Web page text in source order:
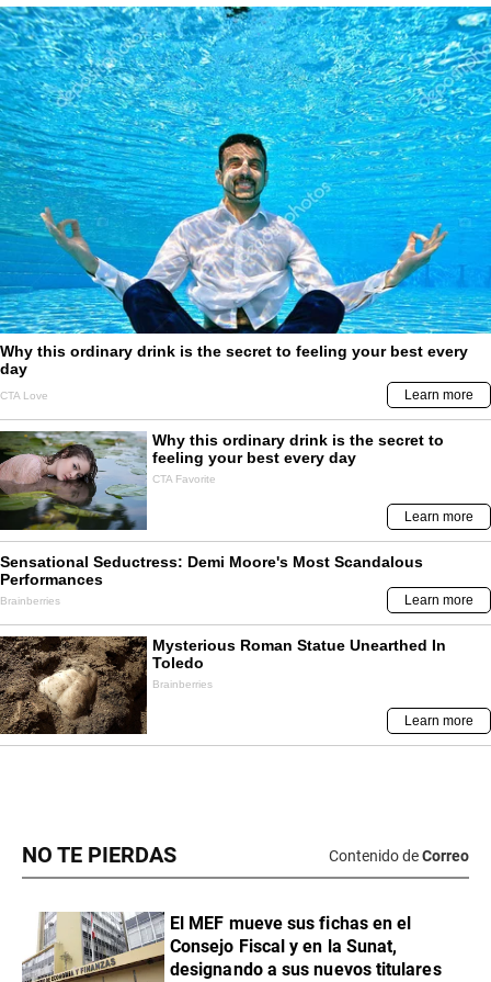
NO TE PIERDAS Contenido deCorreo
El MEF mueve sus fichas en el
Consejo Fiscal y en la Sunat,
designando a sus nuevos titulares